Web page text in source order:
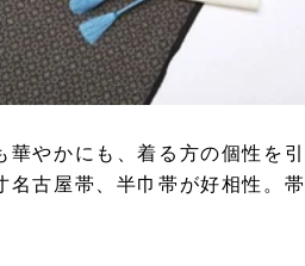
やかにも、着る方の個性を
古屋帯、半巾帯が好相性。